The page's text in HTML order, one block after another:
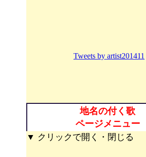
Tweets by artist201411
地名の付く歌
ページメニュー
▼ クリックで開く・閉じる